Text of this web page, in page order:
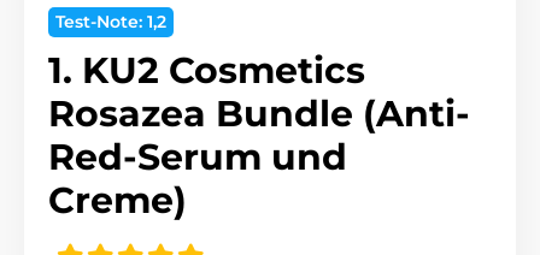
Test-Note: 1,2
1. KU2 Cosmetics
Rosazea Bundle (Anti-
Red-Serum und
Creme)